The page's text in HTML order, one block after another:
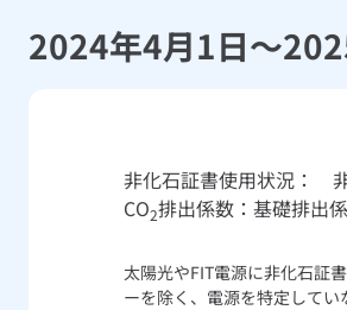
2024年4月1日～
非化石証書使用状況：
CO2排出係数：基礎排出
太陽光やFIT電源に非化石証
ーを除く、電源を特定して